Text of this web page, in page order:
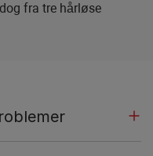
fra tre hårløse